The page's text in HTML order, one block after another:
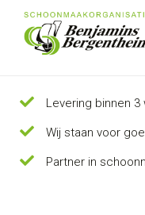
Levering binnen 3
Wij staan voor
Partner in